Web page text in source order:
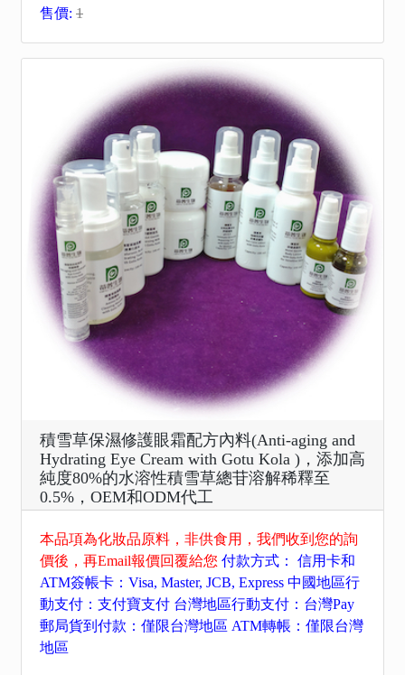
售價: 1
積雪草保濕修護眼霜配方內料(Anti-aging and
Hydrating Eye Cream with Gotu Kola )，添加高
純度80%的水溶性積雪草總苷溶解稀釋至
0.5%，OEM和ODM代工
本品項為化妝品原料，非供食用，我們收到您的詢
價後，再Email報價回覆給您 付款方式： 信用卡和
ATM簽帳卡：Visa, Master, JCB, Express 中國地區行
動支付：支付寶支付 台灣地區行動支付：台灣Pay
郵局貨到付款：僅限台灣地區 ATM轉帳：僅限台灣
地區